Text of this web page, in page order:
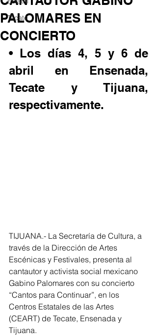
Tecate
PALOMARES EN
CONCIERTO
• Los días 4, 5 y 6 de
abril en Ensenada,
Tecate y Tijuana,
respectivamente.
TIJUANA.- La Secretaría de Cultura, a
través de la Dirección de Artes
Escénicas y Festivales, presenta al
cantautor y activista social mexicano
Gabino Palomares con su concierto
“Cantos para Continuar”, en los
Centros Estatales de las Artes
(CEART) de Tecate, Ensenada y
Tijuana.